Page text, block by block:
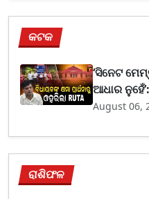
କଟକ
‘ସିନେଟ
ଆଧାର
August 06,
ରାଶିଫଳ